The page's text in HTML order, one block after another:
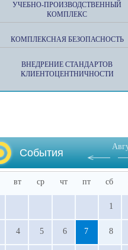
УЧЕБНО-ПРОИЗВОДСТВЕННЫЙ
КОМПЛЕКС
КОМПЛЕКСНАЯ БЕЗОПАСНОСТЬ
ВНЕДРЕНИЕ СТАНДАРТОВ
КЛИЕНТОЦЕНТНИЧНОСТИ
События
вт ср чт пт сб
1
4 5 6 7 8